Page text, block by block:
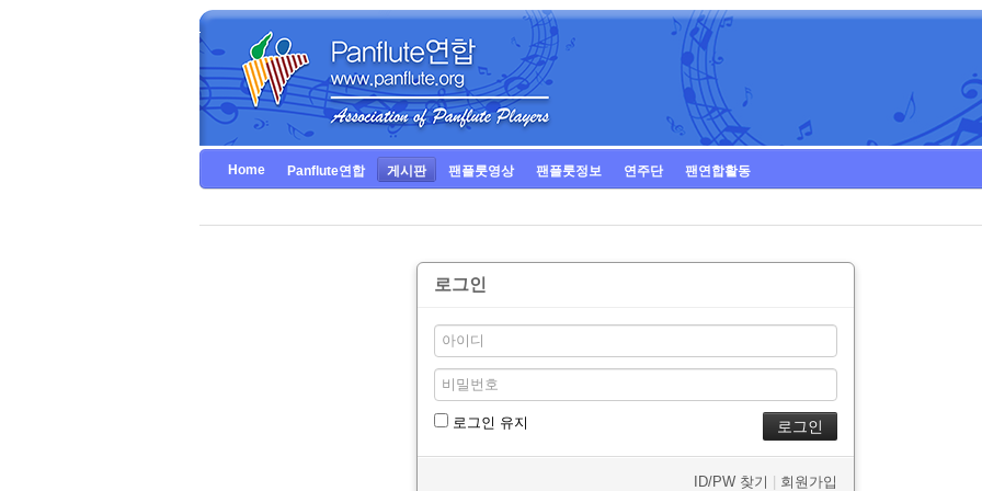
Home Panflute연합 게시판 팬플룻영상 팬플룻정보 연주단 팬연합활동
로그인
로그인 유지
ID/PW 찾기 회원가입